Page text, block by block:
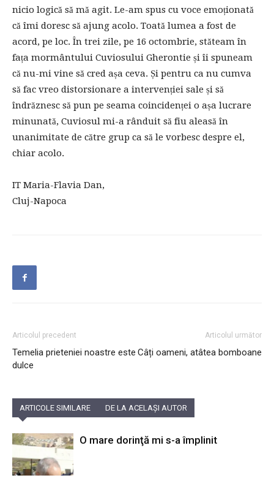
nicio logică să mă agit. Le-am spus cu voce emoționată
că îmi doresc să ajung acolo. Toată lumea a fost de
acord, pe loc. În trei zile, pe 16 octombrie, stăteam în
fața mormântului Cuviosului Gherontie și îi spuneam
că nu-mi vine să cred așa ceva. Și pentru ca nu cumva
să fac vreo distorsionare a intervenției sale și să
îndrăznesc să pun pe seama coincidenței o așa lucrare
minunată, Cuviosul mi-a rânduit să fiu aleasă în
unanimitate de către grup ca să le vorbesc despre el,
chiar acolo.
IT Maria-Flavia Dan,
Cluj-Napoca
Articolul precedent
Temelia prieteniei noastre este
dulce
Articolul următor
Câți oameni, atâtea bomboane
ARTICOLE SIMILARE DE LA ACELAȘI AUTOR
O mare dorinţă mi s-a împlinit